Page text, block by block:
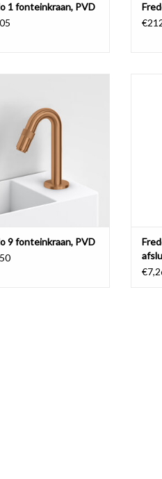
1 fonteinkraan, PVD
AAN WINKELWAGEN
9 fonteinkraan, PVD